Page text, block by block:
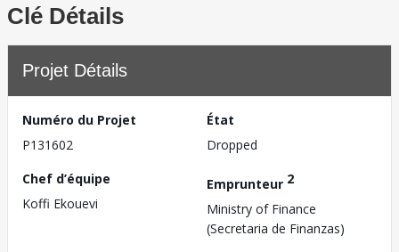
Clé Détails
Projet Détails
Numéro du Projet
P131602
État
Dropped
Chef d’équipe
Koffi Ekouevi
Emprunteur 2
Ministry of Finance
(Secretaria de Finanzas)